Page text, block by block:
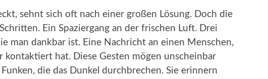
sehnt sich oft nach einer großen Lösung. Doch die
Ein Spaziergang an der frischen Luft. Drei
man dankbar ist. Eine Nachricht an einen Menschen,
kontaktiert hat. Diese Gesten mögen unscheinbar
die das Dunkel durchbrechen. Sie erinnern